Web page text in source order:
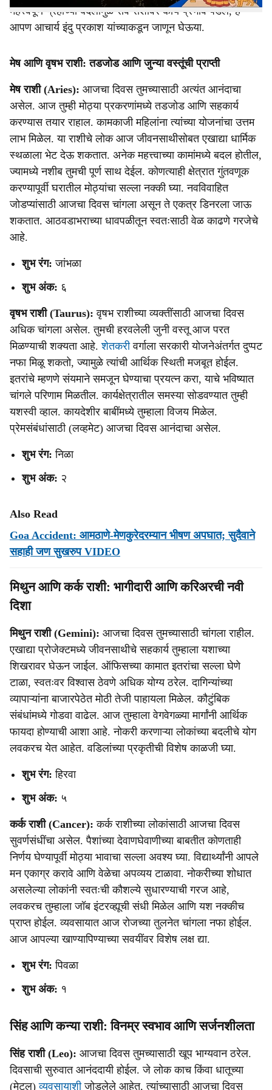
महत्त्वपूर्ण ग्रहांच्या बदलांमुळे सर्व राशींवर काय प्रभाव पडेल, हे
आपण आचार्य इंदु प्रकाश यांच्याकडून जाणून घेऊया.
मेष आणि वृषभ राशी: तडजोड आणि जुन्या वस्तूंची प्राप्ती
मेष राशी (Aries): आजचा दिवस तुमच्यासाठी अत्यंत आनंदाचा
असेल. आज तुम्ही मोठ्या प्रकरणांमध्ये तडजोड आणि सहकार्य
करण्यास तयार राहाल. कामकाजी महिलांना त्यांच्या योजनांचा उत्तम
लाभ मिळेल. या राशीचे लोक आज जीवनसाथीसोबत एखाद्या धार्मिक
स्थळाला भेट देऊ शकतात. अनेक महत्त्वाच्या कामांमध्ये बदल होतील,
ज्यामध्ये नशीब तुमची पूर्ण साथ देईल. कोणत्याही क्षेत्रात गुंतवणूक
करण्यापूर्वी घरातील मोठ्यांचा सल्ला नक्की घ्या. नवविवाहित
जोडप्यांसाठी आजचा दिवस चांगला असून ते एकत्र डिनरला जाऊ
शकतात. आठवडाभराच्या धावपळीतून स्वतःसाठी वेळ काढणे गरजेचे
आहे.
शुभ रंग: जांभळा
शुभ अंक: ६
वृषभ राशी (Taurus): वृषभ राशीच्या व्यक्तींसाठी आजचा दिवस
अधिक चांगला असेल. तुमची हरवलेली जुनी वस्तू आज परत
मिळण्याची शक्यता आहे.शेतकरीवर्गाला सरकारी योजनेअंतर्गत दुप्पट
नफा मिळू शकतो, ज्यामुळे त्यांची आर्थिक स्थिती मजबूत होईल.
इतरांचे म्हणणे संयमाने समजून घेण्याचा प्रयत्न करा, याचे भविष्यात
चांगले परिणाम मिळतील. कार्यक्षेत्रातील समस्या सोडवण्यात तुम्ही
यशस्वी व्हाल. कायदेशीर बाबींमध्ये तुम्हाला विजय मिळेल.
प्रेमसंबंधांसाठी (लव्हमेट) आजचा दिवस आनंदाचा असेल.
शुभ रंग: निळा
शुभ अंक: २
Also Read
Goa Accident: आमठाणे-मेणकुरेदरम्यान भीषण अपघात; सुदैवाने
सहाही जण सुखरुप VIDEO
मिथुन आणि कर्क राशी: भागीदारी आणि करिअरची नवी
दिशा
मिथुन राशी (Gemini): आजचा दिवस तुमच्यासाठी चांगला राहील.
एखाद्या प्रोजेक्टमध्ये जीवनसाथीचे सहकार्य तुम्हाला यशाच्या
शिखरावर घेऊन जाईल. ऑफिसच्या कामात इतरांचा सल्ला घेणे
टाळा, स्वतःवर विश्वास ठेवणे अधिक योग्य ठरेल. दागिन्यांच्या
व्यापाऱ्यांना बाजारपेठेत मोठी तेजी पाहायला मिळेल. कौटुंबिक
संबंधांमध्ये गोडवा वाढेल. आज तुम्हाला वेगवेगळ्या मार्गांनी आर्थिक
फायदा होण्याची आशा आहे. नोकरी करणाऱ्या लोकांच्या बदलीचे योग
लवकरच येत आहेत. वडिलांच्या प्रकृतीची विशेष काळजी घ्या.
शुभ रंग: हिरवा
शुभ अंक: ५
कर्क राशी (Cancer): कर्क राशीच्या लोकांसाठी आजचा दिवस
सुवर्णसंधींचा असेल. पैशांच्या देवाणघेवाणीच्या बाबतीत कोणताही
निर्णय घेण्यापूर्वी मोठ्या भावाचा सल्ला अवश्य घ्या. विद्यार्थ्यांनी आपले
मन एकाग्र करावे आणि वेळेचा अपव्यय टाळावा. नोकरीच्या शोधात
असलेल्या लोकांनी स्वतःची कौशल्ये सुधारण्याची गरज आहे,
लवकरच तुम्हाला जॉब इंटरव्ह्यूची संधी मिळेल आणि यश नक्कीच
प्राप्त होईल. व्यवसायात आज रोजच्या तुलनेत चांगला नफा होईल.
आज आपल्या खाण्यापिण्याच्या सवयींवर विशेष लक्ष द्या.
शुभ रंग: पिवळा
शुभ अंक: १
सिंह आणि कन्या राशी: विनम्र स्वभाव आणि सर्जनशीलता
सिंह राशी (Leo): आजचा दिवस तुमच्यासाठी खूप भाग्यवान ठरेल.
दिवसाची सुरुवात आनंददायी होईल. जे लोक काच किंवा धातूच्या
(मेटल)व्यवसायाशीजोडलेले आहेत, त्यांच्यासाठी आजचा दिवस